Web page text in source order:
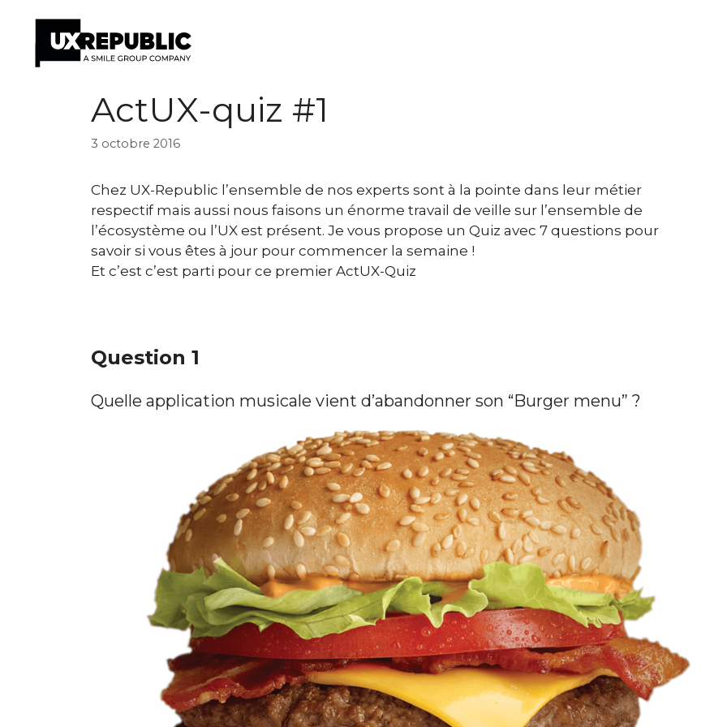
ActUX-quiz #1
3 octobre 2016
Chez UX-Republic l’ensemble de nos experts sont à la pointe dans leur métier
respectif mais aussi nous faisons un énorme travail de veille sur l’ensemble de
l’écosystème ou l’UX est présent. Je vous propose un Quiz avec 7 questions pour
savoir si vous êtes à jour pour commencer la semaine !
Et c’est c’est parti pour ce premier ActUX-Quiz
Question 1
Quelle application musicale vient d’abandonner son “Burger menu” ?